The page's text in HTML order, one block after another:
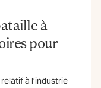
à
pour
à l’industrie